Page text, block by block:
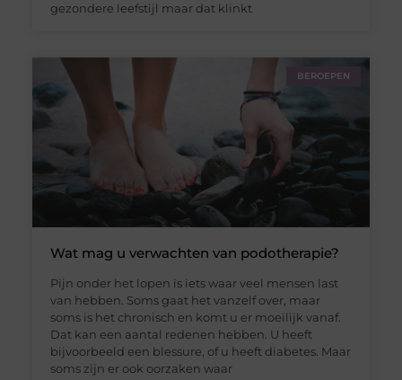
gezondere leefstijl maar dat klinkt
BEROEPEN
Wat mag u verwachten van podotherapie?
Pijn onder het lopen is iets waar veel mensen last
van hebben. Soms gaat het vanzelf over, maar
soms is het chronisch en komt u er moeilijk vanaf.
Dat kan een aantal redenen hebben. U heeft
bijvoorbeeld een blessure, of u heeft diabetes. Maar
soms zijn er ook oorzaken waar